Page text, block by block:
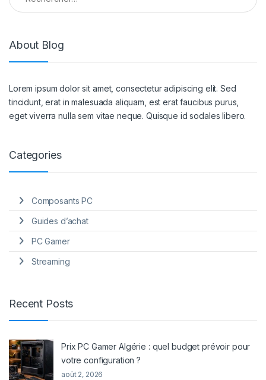
About Blog
Lorem ipsum dolor sit amet, consectetur adipiscing elit. Sed
tincidunt, erat in malesuada aliquam, est erat faucibus purus,
eget viverra nulla sem vitae neque. Quisque id sodales libero.
Categories
Composants PC
Guides d’achat
PC Gamer
Streaming
Recent Posts
Prix PC Gamer Algérie : quel budget prévoir pour
votre configuration ?
août 2, 2026